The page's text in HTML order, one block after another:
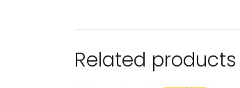
Related products